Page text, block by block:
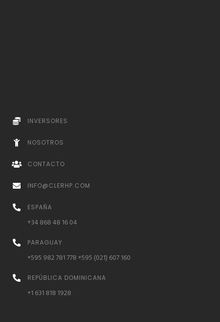
INVERSORES
NOSOTROS
CONTACTO
INFO@CLERHP.COM
ESPAÑA
+34 868 48 16 04
PARAGUAY
+595 982 781 778 +595 (021) 607 160
REPÚBLICA DOMINICANA
+1 631 818 1928